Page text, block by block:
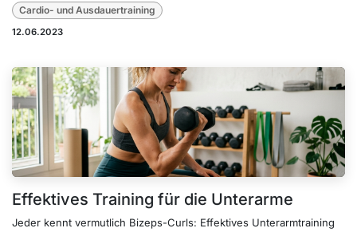
Cardio- und Ausdauertraining
12.06.2023
Effektives Training für die Unterarme
Jeder kennt vermutlich Bizeps-Curls: Effektives Unterarmtraining